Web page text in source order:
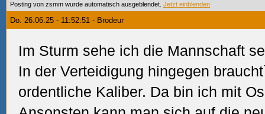
Posting von zsmm wurde automatisch ausgeblendet. Jetzt einblenden
Do. 26.06.25 - 11:52:51 - Brodeur
Im Sturm sehe ich die Mannschaft
In der Verteidigung hingegen
ordentliche Kaliber. Da bin ich mit